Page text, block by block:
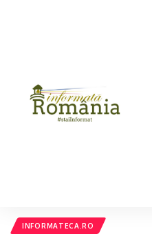
INFORMATECA.RO